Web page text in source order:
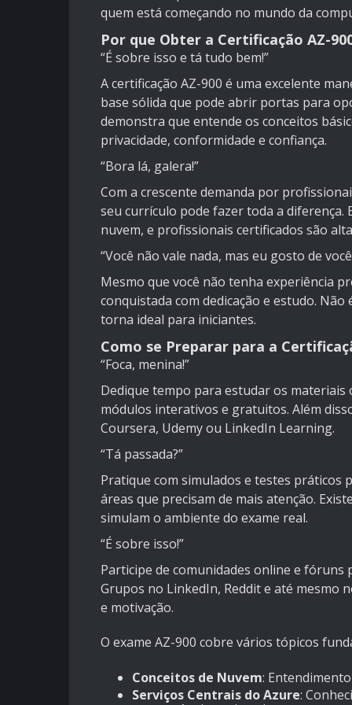
quem está começando no mundo da
Por que Obter a Certificação AZ-
“É sobre isso e tá tudo bem!”
A certificação AZ-900 é uma excelente
base sólida que pode abrir portas para
demonstra que entende os conceitos
privacidade, conformidade e confiança.
“Bora lá, galera!”
Com a crescente demanda por
seu currículo pode fazer toda a
nuvem, e profissionais certificados são
“Você não vale nada, mas eu gosto de
Mesmo que você não tenha experiência
conquistada com dedicação e estudo.
torna ideal para iniciantes.
Como se Preparar para a
“Foca, menina!”
Dedique tempo para estudar os
módulos interativos e gratuitos. Além
Coursera, Udemy ou LinkedIn Learning.
“Tá passada?”
Pratique com simulados e testes práticos
áreas que precisam de mais atenção.
simulam o ambiente do exame real.
“É sobre isso!”
Participe de comunidades online e fóruns
Grupos no LinkedIn, Reddit e até
e motivação.
O exame AZ-900 cobre vários tópicos
Conceitos de Nuvem:
Serviços Centrais do Azure: